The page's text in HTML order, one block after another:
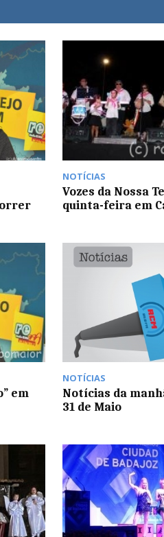
NOTÍCIAS
Vozes da Nossa
quinta-feira em
em
NOTÍCIAS
Notícias da
31 de Maio